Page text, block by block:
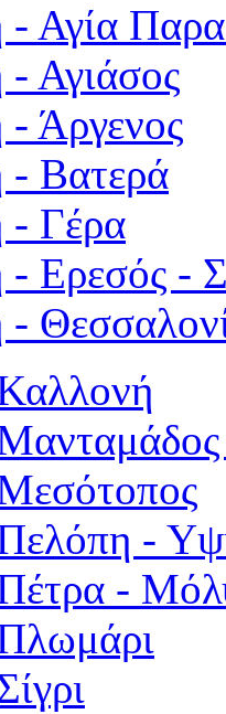
- Αγία
Αγιάσος
Άργενος
- Βατερά
- Γέρα
- Ερεσός -
-
-
-